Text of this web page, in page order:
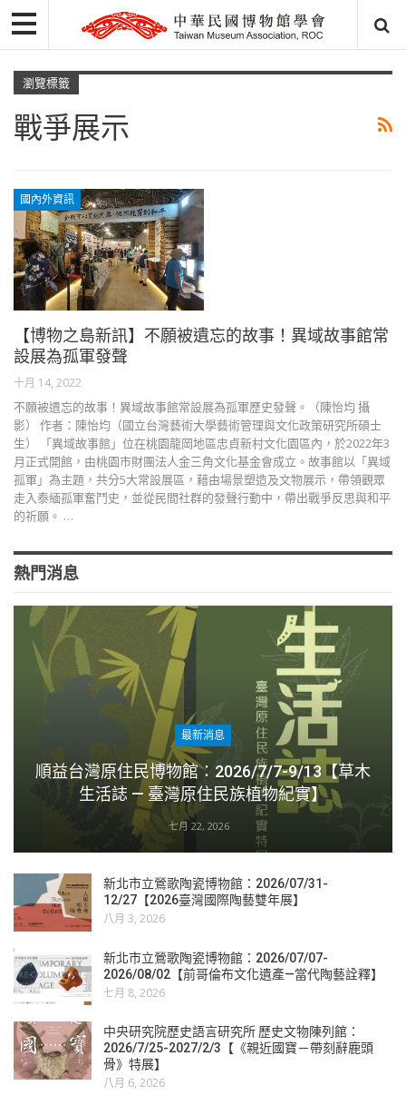
瀏覽標籤
戰爭展示
國內外資訊
【博物之島新訊】不願被遺忘的故事！異域故事館常
設展為孤軍發聲
十月 14, 2022
不願被遺忘的故事！異域故事館常設展為孤軍歷史發聲。（陳怡均 攝
影） 作者：陳怡均（國立台灣藝術大學藝術管理與文化政策研究所碩士
生） 「異域故事館」位在桃園龍岡地區忠貞新村文化園區內，於2022年3
月正式開館，由桃園市財團法人金三角文化基金會成立。故事館以「異域
孤軍」為主題，共分5大常設展區，藉由場景塑造及文物展示，帶領觀眾
走入泰緬孤軍奮鬥史，並從民間社群的發聲行動中，帶出戰爭反思與和平
的祈願。 …
熱門消息
最新消息
順益台灣原住民博物館：2026/7/7-9/13【草木
生活誌 — 臺灣原住民族植物紀實】
七月 22, 2026
新北市立鶯歌陶瓷博物館：2026/07/31-
12/27【2026臺灣國際陶藝雙年展】
八月 3, 2026
新北市立鶯歌陶瓷博物館：2026/07/07-
2026/08/02【前哥倫布文化遺產—當代陶藝詮釋】
七月 8, 2026
中央研究院歷史語言研究所 歷史文物陳列館：
2026/7/25-2027/2/3【《親近國寶－帶刻辭鹿頭
骨》特展】
八月 6, 2026